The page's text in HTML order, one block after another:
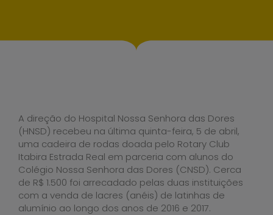
A direção do Hospital Nossa Senhora das Dores
(HNSD) recebeu na última quinta-feira, 5 de abril,
uma cadeira de rodas doada pelo Rotary Club
Itabira Estrada Real em parceria com alunos do
Colégio Nossa Senhora das Dores (CNSD). Cerca
de R$ 1.500 foi arrecadado pelas duas instituições
com a venda de lacres (anéis) de latinhas de
alumínio ao longo dos anos de 2016 e 2017.